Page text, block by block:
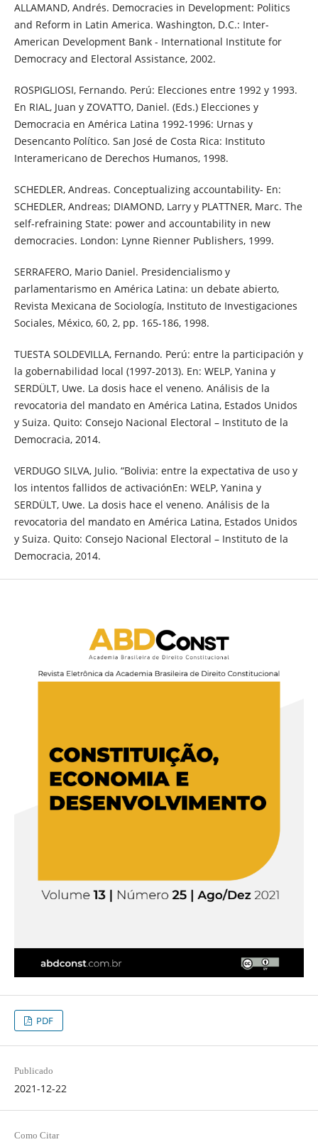
ALLAMAND, Andrés. Democracies in Development: Politics
and Reform in Latin America. Washington, D.C.: Inter-
American Development Bank - International Institute for
Democracy and Electoral Assistance, 2002.
ROSPIGLIOSI, Fernando. Perú: Elecciones entre 1992 y 1993.
En RIAL, Juan y ZOVATTO, Daniel. (Eds.) Elecciones y
Democracia en América Latina 1992-1996: Urnas y
Desencanto Político. San José de Costa Rica: Instituto
Interamericano de Derechos Humanos, 1998.
SCHEDLER, Andreas. Conceptualizing accountability- En:
SCHEDLER, Andreas; DIAMOND, Larry y PLATTNER, Marc. The
self-refraining State: power and accountability in new
democracies. London: Lynne Rienner Publishers, 1999.
SERRAFERO, Mario Daniel. Presidencialismo y
parlamentarismo en América Latina: un debate abierto,
Revista Mexicana de Sociología, Instituto de Investigaciones
Sociales, México, 60, 2, pp. 165-186, 1998.
TUESTA SOLDEVILLA, Fernando. Perú: entre la participación y
la gobernabilidad local (1997-2013). En: WELP, Yanina y
SERDÜLT, Uwe. La dosis hace el veneno. Análisis de la
revocatoria del mandato en América Latina, Estados Unidos
y Suiza. Quito: Consejo Nacional Electoral – Instituto de la
Democracia, 2014.
VERDUGO SILVA, Julio. “Bolivia: entre la expectativa de uso y
los intentos fallidos de activaciónEn: WELP, Yanina y
SERDÜLT, Uwe. La dosis hace el veneno. Análisis de la
revocatoria del mandato en América Latina, Estados Unidos
y Suiza. Quito: Consejo Nacional Electoral – Instituto de la
Democracia, 2014.
PDF
Publicado
2021-12-22
Como Citar